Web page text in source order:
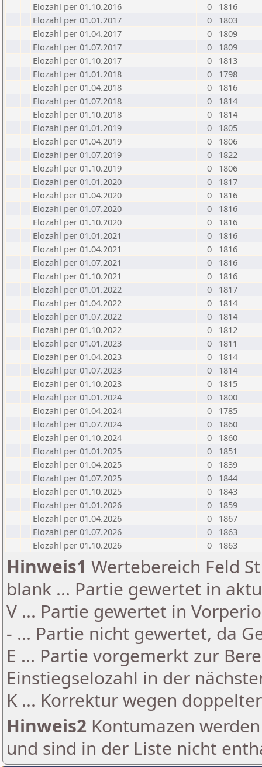
Elozahl per 01.10.2016
0
1816
Elozahl per 01.01.2017
0
1803
Elozahl per 01.04.2017
0
1809
Elozahl per 01.07.2017
0
1809
Elozahl per 01.10.2017
0
1813
Elozahl per 01.01.2018
0
1798
Elozahl per 01.04.2018
0
1816
Elozahl per 01.07.2018
0
1814
Elozahl per 01.10.2018
0
1814
Elozahl per 01.01.2019
0
1805
Elozahl per 01.04.2019
0
1806
Elozahl per 01.07.2019
0
1822
Elozahl per 01.10.2019
0
1806
Elozahl per 01.01.2020
0
1817
Elozahl per 01.04.2020
0
1816
Elozahl per 01.07.2020
0
1816
Elozahl per 01.10.2020
0
1816
Elozahl per 01.01.2021
0
1816
Elozahl per 01.04.2021
0
1816
Elozahl per 01.07.2021
0
1816
Elozahl per 01.10.2021
0
1816
Elozahl per 01.01.2022
0
1817
Elozahl per 01.04.2022
0
1814
Elozahl per 01.07.2022
0
1814
Elozahl per 01.10.2022
0
1812
Elozahl per 01.01.2023
0
1811
Elozahl per 01.04.2023
0
1814
Elozahl per 01.07.2023
0
1814
Elozahl per 01.10.2023
0
1815
Elozahl per 01.01.2024
0
1800
Elozahl per 01.04.2024
0
1785
Elozahl per 01.07.2024
0
1860
Elozahl per 01.10.2024
0
1860
Elozahl per 01.01.2025
0
1851
Elozahl per 01.04.2025
0
1839
Elozahl per 01.07.2025
0
1844
Elozahl per 01.10.2025
0
1843
Elozahl per 01.01.2026
0
1859
Elozahl per 01.04.2026
0
1867
Elozahl per 01.07.2026
0
1863
Elozahl per 01.10.2026
0 1863
Hinweis1 Wertebereich Feld
blank ... Partie gewertet in
V ... Partie gewertet in
- ... Partie nicht gewertet, da
E ... Partie vorgemerkt zur
Einstiegselozahl in der
K ... Korrektur wegen
Hinweis2 Kontumazen
und sind in der Liste nicht